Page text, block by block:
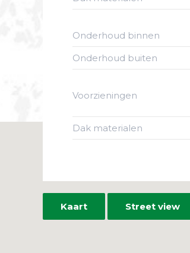
Onderhoud binnen
Onderhoud buiten
Voorzieningen
Dak materialen
Kaart Street view